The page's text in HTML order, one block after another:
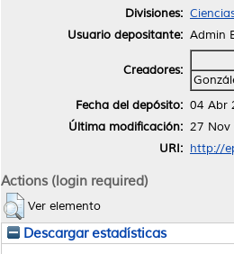
Divisiones:
Usuario depositante: Admin
Creadores:
Fecha del depósito: 04 Abr
Última modificación: 27 Nov
URI: http://
Actions (login required)
Ver elemento
Descargar estadísticas